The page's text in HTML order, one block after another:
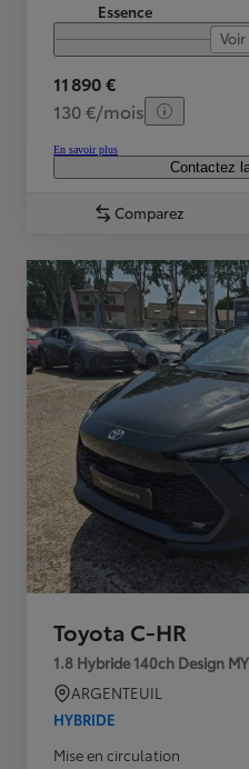
Essence
11 890 €
130 €/mois
En savoir plus
Contactez
Comparez
Toyota C-HR
1.8 Hybride 140ch Design
ARGENTEUIL
HYBRIDE
Mise en circulation